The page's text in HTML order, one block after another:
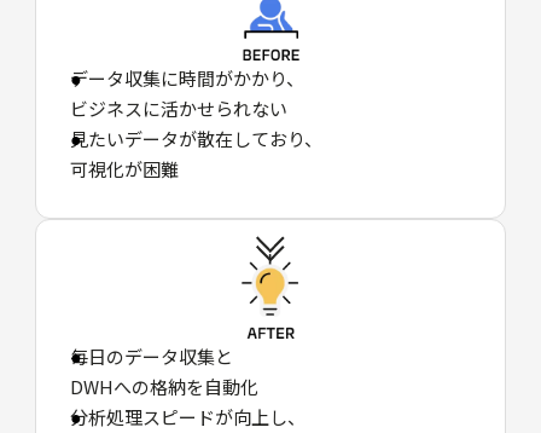
データ収集に時間がかかり、
ビジネスに活かせられない
見たいデータが散在しており、
可視化が困難
毎日のデータ収集と
DWHへの格納を自動化
分析処理スピードが向上し、